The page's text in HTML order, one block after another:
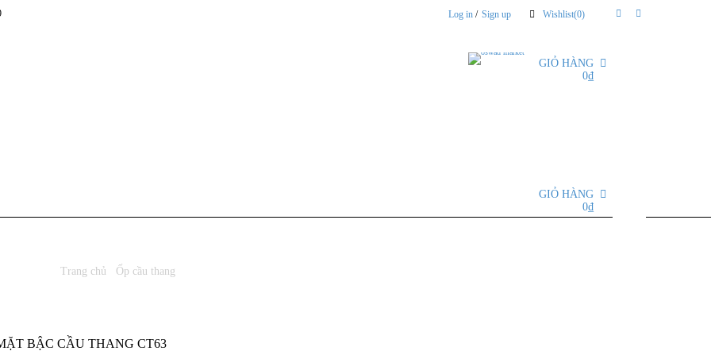
Wishlist(0)
Log in / Sign up
GIỎ HÀNG
0₫
GIỎ HÀNG
0₫
Trang chủ Ốp cầu thang
BẬC CẦU THANG CT63